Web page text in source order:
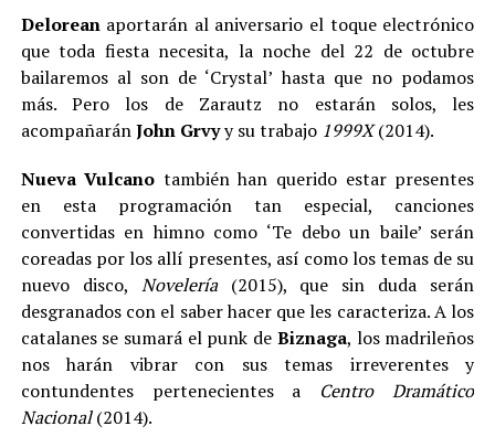
Deloreanaportarán al aniversario el toque electrónico
que toda fiesta necesita, la noche del 22 de octubre
bailaremos al son de ‘Crystal’ hasta que no podamos
más. Pero los de Zarautz no estarán solos, les
acompañaránJohn Grvyy su trabajo 1999X(2014).
Nueva Vulcano también han querido estar presentes
en esta programación tan especial, canciones
convertidas en himno como ‘Te debo un baile’ serán
coreadas por los allí presentes, así como los temas de su
nuevo disco, Novelería (2015), que sin duda serán
desgranados con el saber hacer que les caracteriza. A los
catalanes se sumará el punk de Biznaga, los madrileños
nos harán vibrar con sus temas irreverentes y
contundentes pertenecientes a Centro Dramático
Nacional(2014).